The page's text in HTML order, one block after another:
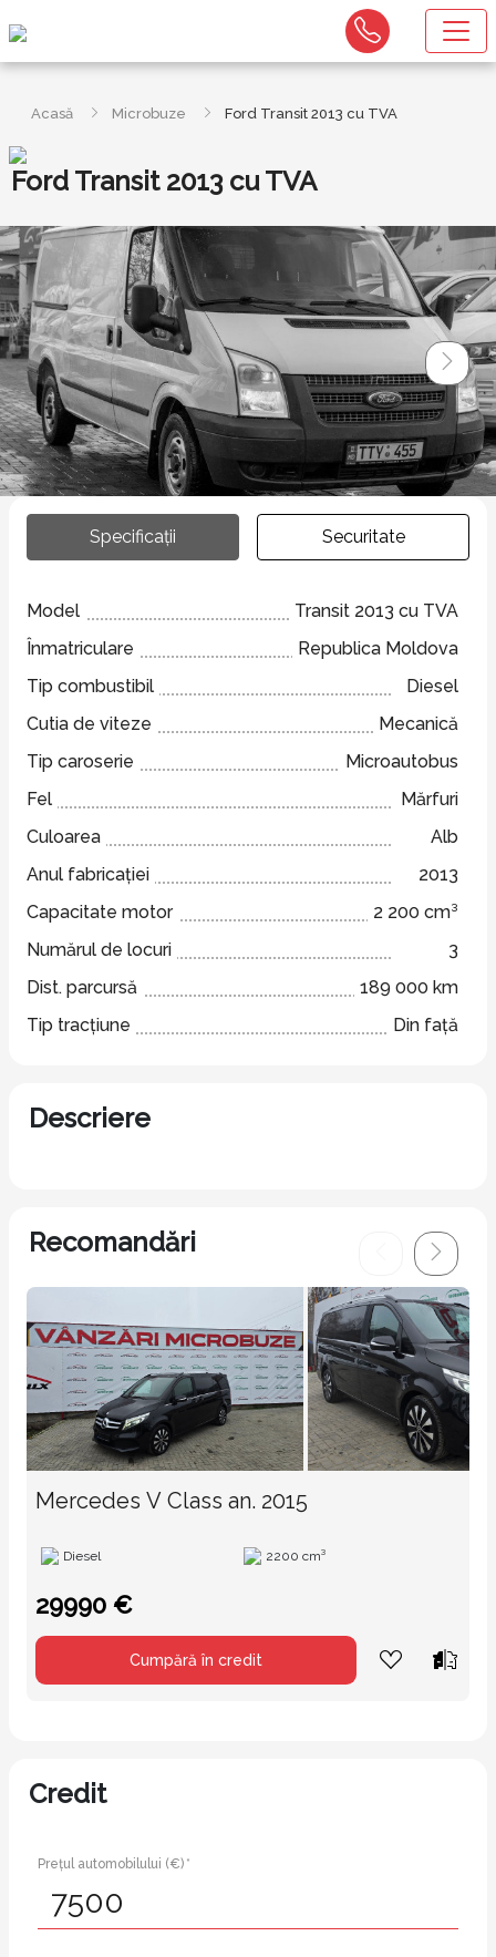
Acasă Microbuze Ford Transit 2013 cu TVA
Ford Transit 2013 cu TVA
Specificații Securitate
Model
Transit 2013 cu TVA
Înmatriculare
Republica Moldova
Tip combustibil
Diesel
Cutia de viteze
Mecanică
Tip caroserie
Microautobus
Fel
Mărfuri
Culoarea
Alb
Anul fabricației
2013
Capacitate motor
2 200 cm³
Numărul de locuri
3
Dist. parcursă
189 000 km
Tip tracțiune
Din față
Descriere
Recomandări
Mercedes V Class an. 2015
Diesel 2200 cm³
29990 €
Cumpără în credit
Credit
Prețul automobilului (€) *